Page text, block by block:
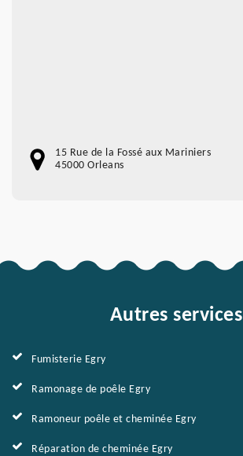
15 Rue de la Fossé aux Mariniers
45000 Orleans
Autres services
Fumisterie Egry
Ramonage de poêle Egry
Ramoneur poêle et cheminée Egry
Réparation de cheminée Egry